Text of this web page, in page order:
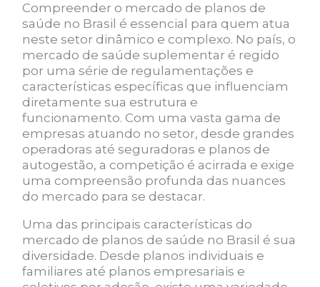
Compreender o mercado de planos de
saúde no Brasil é essencial para quem atua
neste setor dinâmico e complexo. No país, o
mercado de saúde suplementar é regido
por uma série de regulamentações e
características específicas que influenciam
diretamente sua estrutura e
funcionamento. Com uma vasta gama de
empresas atuando no setor, desde grandes
operadoras até seguradoras e planos de
autogestão, a competição é acirrada e exige
uma compreensão profunda das nuances
do mercado para se destacar.
Uma das principais características do
mercado de planos de saúde no Brasil é sua
diversidade. Desde planos individuais e
familiares até planos empresariais e